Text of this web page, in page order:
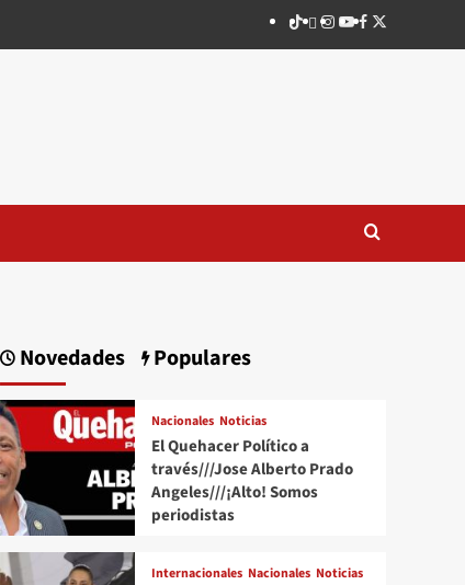
TikTok
threads
Instagram
Youtube
Facebook
X
Novedades Populares
Nacionales Noticias
El Quehacer Político a
través///Jose Alberto Prado
Angeles///¡Alto! Somos
periodistas
Internacionales Nacionales Noticias